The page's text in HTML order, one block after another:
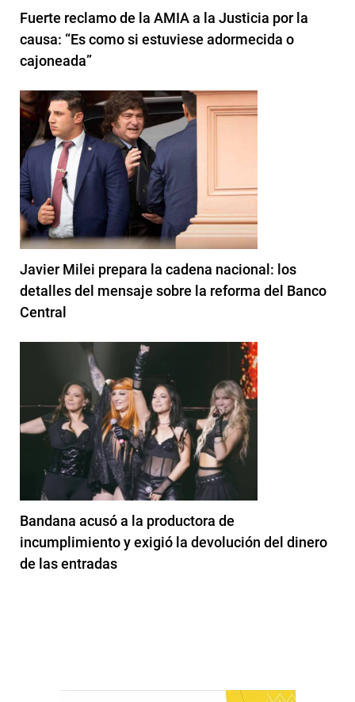
Fuerte reclamo de la AMIA a la Justicia por la
causa: “Es como si estuviese adormecida o
cajoneada”
Javier Milei prepara la cadena nacional: los
detalles del mensaje sobre la reforma del Banco
Central
Bandana acusó a la productora de
incumplimiento y exigió la devolución del dinero
de las entradas